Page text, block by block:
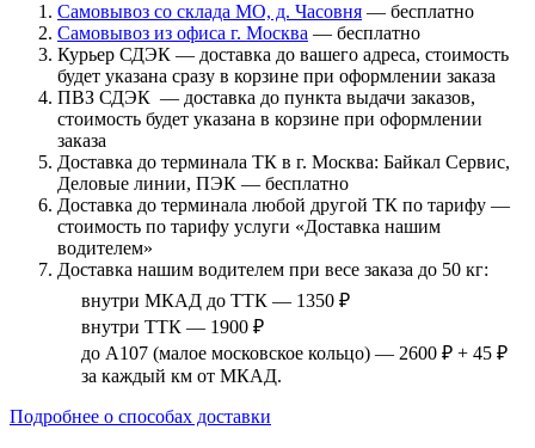
Самовывоз со склада МО, д. Часовня — бесплатно
Самовывоз из офиса г. Москва — бесплатно
Курьер СДЭК — доставка до вашего адреса, стоимость
будет указана сразу в корзине при оформлении заказа
ПВЗ СДЭК — доставка до пункта выдачи заказов,
стоимость будет указана в корзине при оформлении
заказа
Доставка до терминала ТК в г. Москва: Байкал Сервис,
Деловые линии, ПЭК — бесплатно
Доставка до терминала любой другой ТК по тарифу —
стоимость по тарифу услуги «Доставка нашим
водителем»
Доставка нашим водителем при весе заказа до 50 кг:
внутри МКАД до ТТК — 1350 ₽
внутри ТТК — 1900 ₽
до А107 (малое московское кольцо) — 2600 ₽ + 45 ₽
за каждый км от МКАД.
Подробнее о способах доставки